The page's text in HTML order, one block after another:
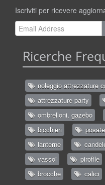
Iscriviti per ricevere
Ricerche
noleggio attrezzature
attrezzature party
ombrelloni, gazebo
bicchieri
posate
lanterne
vassoi
pirofile
brocche
calici